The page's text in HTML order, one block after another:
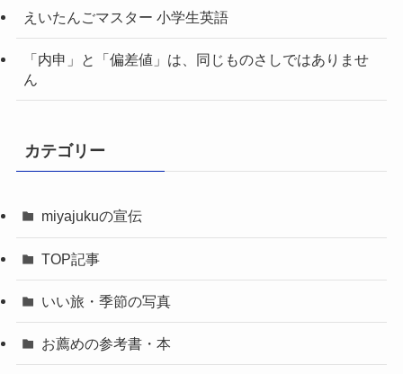
えいたんごマスター 小学生英語
「内申」と「偏差値」は、同じものさしではありませ
ん
カテゴリー
miyajukuの宣伝
TOP記事
いい旅・季節の写真
お薦めの参考書・本